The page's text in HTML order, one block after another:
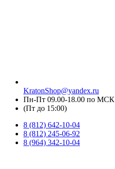
KratonShop@yandex.ru
Пн-Пт 09.00-18.00 по МСК
(Пт до 15:00)
8 (812) 642-10-04
8 (812) 245-06-92
8 (964) 342-10-04